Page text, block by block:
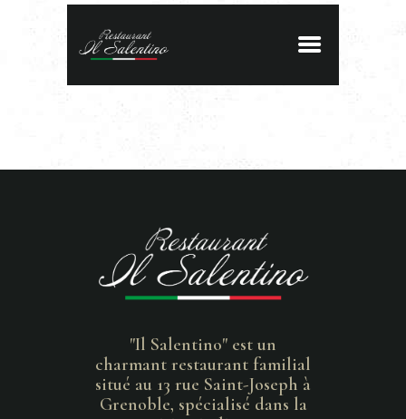
"Il Salentino" est un
charmant restaurant familial
situé au 13 rue Saint-Joseph à
Grenoble, spécialisé dans la